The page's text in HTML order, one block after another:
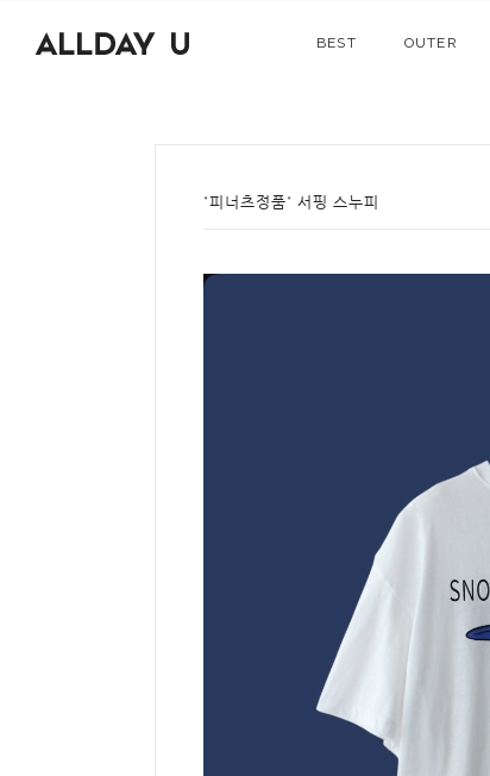
BEST OUTER
*피너츠정품* 서핑 스누피